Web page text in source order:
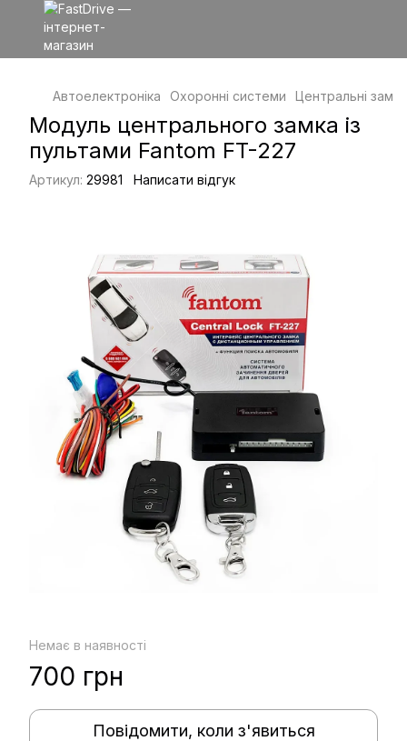
Автоелектроніка Охоронні системи Центральні замки
Модуль центрального замка із
пультами Fantom FT-227
Артикул: 29981 Написати відгук
Немає в наявності
700 грн
Повідомити, коли з'явиться